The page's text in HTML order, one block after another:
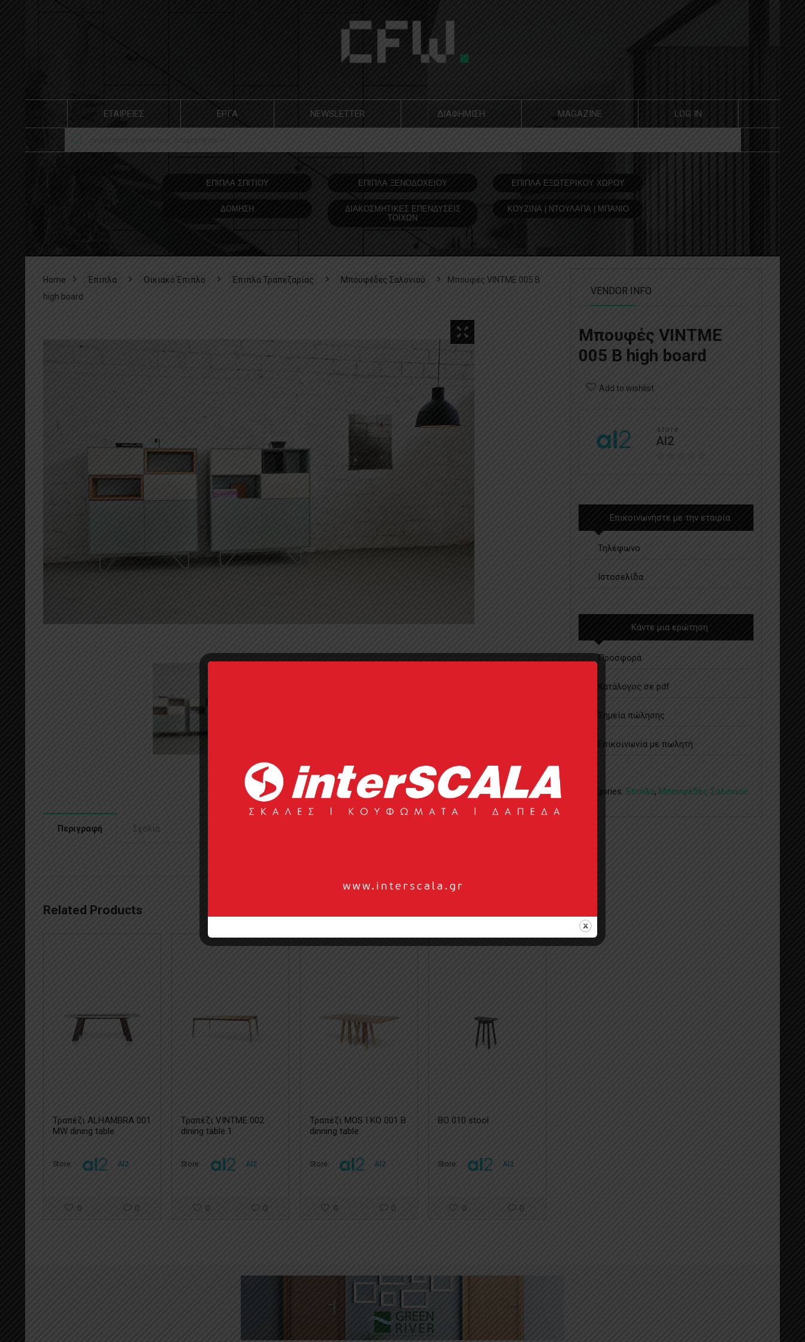
ΕΤΑΙΡΕΙΕΣ ΕΡΓΑ NEWSLETTER ΔΙΑΦΗΜΙΣΗ MAGAZINE LOG IN
ΕΠΙΠΛΑ ΣΠΙΤΙΟΥ ΕΠΙΠΛΑ ΞΕΝΟΔOΧΕΙΟΥ ΕΠΙΠΛΑ ΕΞΩΤΕΡΙΚΟΥ ΧΩΡΟΥ
ΔΟΜΗΣΗ
ΔΙΑΚΟΣΜΗΤΙΚΕΣ ΕΠΕΝΔΥΣΕΙΣ
ΤΟΙΧΩΝ
ΚΟΥΖΙΝΑ | ΝΤΟΥΛΑΠΑ | ΜΠΑΝΙΟ
Home Έπιπλα Οικιακό Έπιπλο Έπιπλα Τραπεζαρίας​ Μπουφέδες Σαλονιού
Μπουφές VINTME 005 B
high board
Περιγραφή Σχόλια
Related Products
Τραπέζι ALHAMBRA 001
MW dining table
Store: Al2
0 0
Τραπέζι VINTME 002
dining table 1
Store: Al2
0 0
Τραπέζι MOS I KO 001 B
dinning table
Store: Al2
0 0
BO 010 stool
Store: Al2
0 0
VENDOR INFO
Μπουφές VINTME
005 B high board
Add to wishlist
store
Al2
Επικοινωνήστε με την εταιρία
Τηλέφωνο
Ιστοσελίδα
Κάντε μια ερώτηση
Προσφορά
Κατάλογος σε pdf
Σημεία πώλησης
Επικοινωνία με πωλητή
Categories:Έπιπλα, Μπουφέδες Σαλονιού